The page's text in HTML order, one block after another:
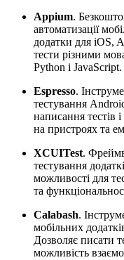
Appium.
автоматизації
додатки для iOS,
тести різними
Python і JavaScript.
Espresso.
тестування
написання тестів
на пристроях та
XCUITest.
тестування
можливості для
та
Calabash.
мобільних
Дозволяє писати
можливість